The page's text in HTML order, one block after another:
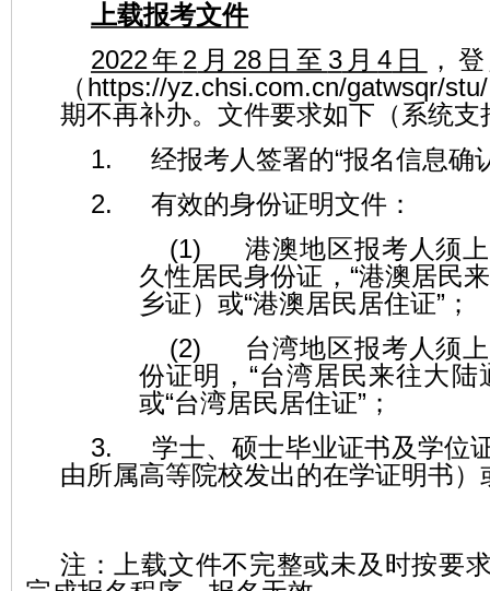
上载报考文件
2022年 2 月 28日至 3月4 日
，
（https://yz.chsi.com.cn/gatwsqr/stu/
期不再补办。文件要求如下（系统支
1. 经报考人签署的“报名信息确
2. 有效的身份证明文件：
(1) 港澳地区报考人须
久性居民身份证， “港澳居民
乡证）或“港澳居民居住证” ；
(2) 台湾地区报考人须
份证明， “台湾居民来往大陆
或“台湾居民居住证” ；
3.学士、硕士毕业证书及学位
由所属高等院校发出的在学证明书
注：上载文件不完整或未及时按要